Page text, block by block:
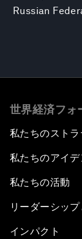
Russian
世界経済フォ
私たちのスト
私たちのアイデ
私たちの活動
リーダーシッ
インパクト